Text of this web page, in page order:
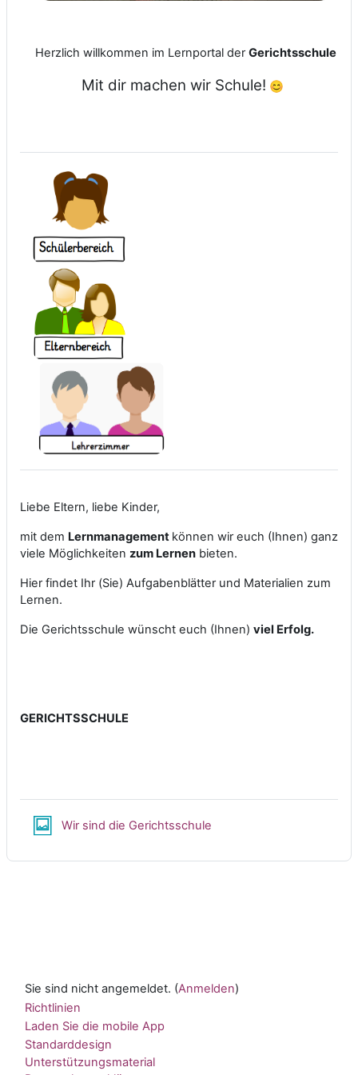
Herzlich willkommen im LernportalderGerichtsschule
Mit dir machen wir Schule!
Liebe Eltern, liebe Kinder,
mit dem Lernmanagement können wir euch (Ihnen) ganz
viele Möglichkeiten zum Lernen bieten.
Hier findet Ihr (Sie) Aufgabenblätter und Materialien zum
Lernen.
Die Gerichtsschule wünscht euch (Ihnen) viel Erfolg.
GERICHTSSCHULE
Wir sind die Gerichtsschule
Sie sind nicht angemeldet. (Anmelden)
Richtlinien
Laden Sie die mobile App
Standarddesign
Unterstützungsmaterial